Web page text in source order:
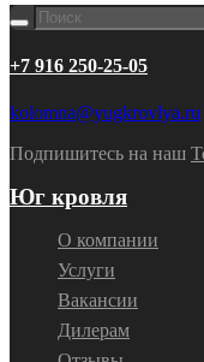
+7 916 250-25-05
kolomna@yugkrovlya.ru
Подпишитесь на наш
Юг кровля
О компании
Услуги
Вакансии
Дилерам